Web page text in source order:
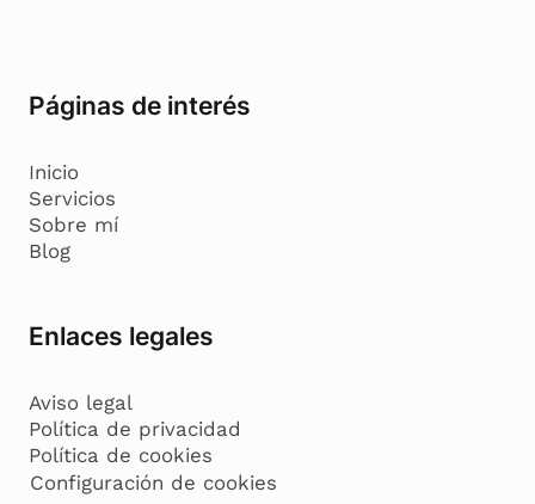
Páginas de interés
Inicio
Servicios
Sobre mí
Blog
Enlaces legales
Aviso legal
Política de privacidad
Política de cookies
Configuración de cookies